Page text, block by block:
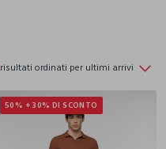
risultati ordinati per ultimi arrivi
50% + 30% DI SCONTO